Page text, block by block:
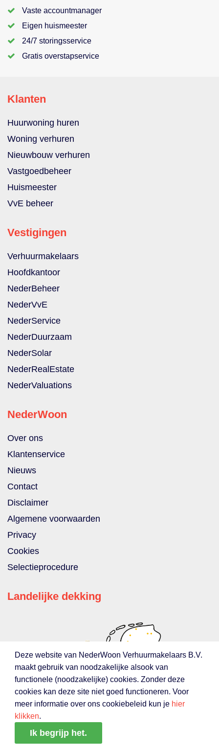
Vaste accountmanager
Eigen huismeester
24/7 storingsservice
Gratis overstapservice
Klanten
Huurwoning huren
Woning verhuren
Nieuwbouw verhuren
Vastgoedbeheer
Huismeester
VvE beheer
Vestigingen
Verhuurmakelaars
Hoofdkantoor
NederBeheer
NederVvE
NederService
NederDuurzaam
NederSolar
NederRealEstate
NederValuations
NederWoon
Over ons
Klantenservice
Nieuws
Contact
Disclaimer
Algemene voorwaarden
Privacy
Cookies
Selectieprocedure
Landelijke dekking
Deze website van NederWoon Verhuurmakelaars B.V.
maakt gebruik van noodzakelijke alsook van
functionele (noodzakelijke) cookies. Zonder deze
cookies kan deze site niet goed functioneren. Voor
meer informatie over ons cookiebeleid kun je hier
klikken.
Ik begrijp het.